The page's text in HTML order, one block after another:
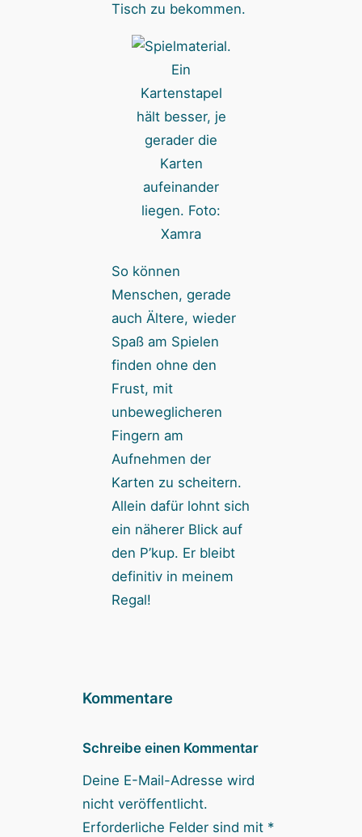
Tisch zu bekommen.
Ein
Kartenstapel
hält besser, je
gerader die
Karten
aufeinander
liegen. Foto:
Xamra
So können
Menschen, gerade
auch Ältere, wieder
Spaß am Spielen
finden ohne den
Frust, mit
unbeweglicheren
Fingern am
Aufnehmen der
Karten zu scheitern.
Allein dafür lohnt sich
ein näherer Blick auf
den P’kup. Er bleibt
definitiv in meinem
Regal!
Kommentare
Schreibe einen Kommentar
Deine E-Mail-Adresse wird
nicht veröffentlicht.
Erforderliche Felder sind mit *